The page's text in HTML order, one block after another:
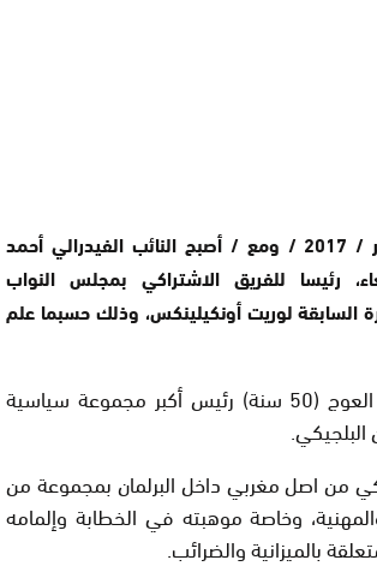
بروكسل 27 / شتنبر / 2017 / ومع / أصبح النائب الفيدرالي أحمد
رئيسا للفريق الاشتراكي بمجلس النواب
السابقة لوريت أونكيلينكس، وذلك حسبما علم
وبذلك أصبح أحمد العوج (50 سنة) رئيس أكبر مجموعة سياسية
البلجيكي.
من اصل مغربي داخل البرلمان بمجموعة من
وخاصة موهبته في الخطابة وإلمامه
بالميزانية والضرائب.